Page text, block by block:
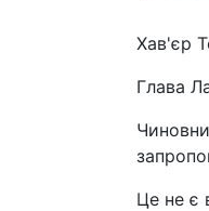
Хав'єр
Глава
Це не є